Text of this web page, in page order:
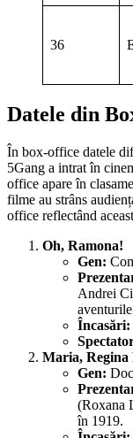
36
Datele din
În box-office datele
5Gang a intrat în
office apare în
filme au strâns
office reflectând
Oh, Ramona!
Gen:
Andrei
Încasări:
Maria, Regina
Gen:
(Roxana
în 1919.